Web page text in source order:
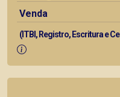
Venda
(ITBI, Registro, Escritura e